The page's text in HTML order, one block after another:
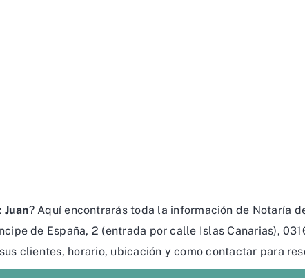
Juan? Aquí encontrarás toda la información de Notaría
de España, 2 (entrada por calle Islas Canarias),
clientes, horario, ubicación y como contactar para